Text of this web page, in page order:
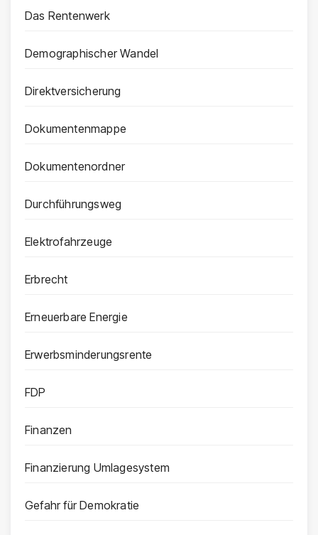
Das Rentenwerk
Demographischer Wandel
Direktversicherung
Dokumentenmappe
Dokumentenordner
Durchführungsweg
Elektrofahrzeuge
Erbrecht
Erneuerbare Energie
Erwerbsminderungsrente
FDP
Finanzen
Finanzierung Umlagesystem
Gefahr für Demokratie